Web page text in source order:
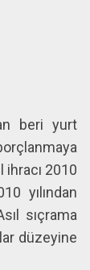
beri yurt
ihracı 2010
yılından
sıçrama
düzeyine